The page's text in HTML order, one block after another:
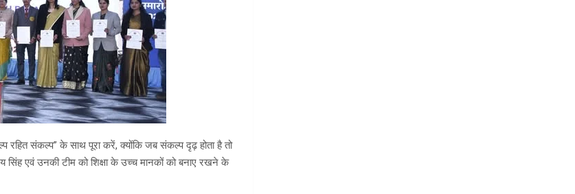
रहित संकल्प” के साथ पूरा करें, क्योंकि जब संकल्प दृढ़ होता है तो
एवं उनकी टीम को शिक्षा के उच्च मानकों को बनाए रखने के